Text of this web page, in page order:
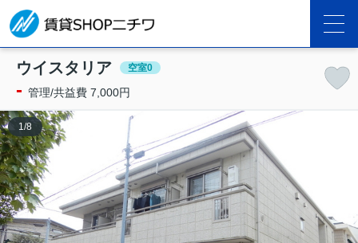
ウイスタリア 空室0
- 管理/共益費 7,000円
1 /8